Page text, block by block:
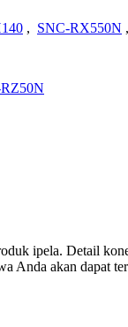
, SNC-RX550N ,
ipela. Detail
Anda akan dapat